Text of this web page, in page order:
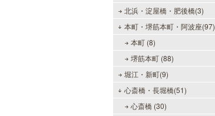
北浜・淀屋橋・肥後橋(3)
本町・堺筋本町・阿波座(97)
本町 (8)
堺筋本町 (88)
堀江・新町(9)
心斎橋・長堀橋(51)
心斎橋 (30)